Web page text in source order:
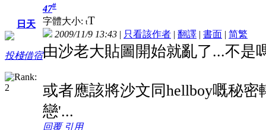
日天
投棧借宿
47#
字體大小: tT
2009/11/9 13:43 | 只看該作者 | 翻譯 | 書面 | 简繁
由沙老大貼圖開始就亂了...不是
或者應該將沙文同hellboy嘅秘
戀'...
回覆 引用